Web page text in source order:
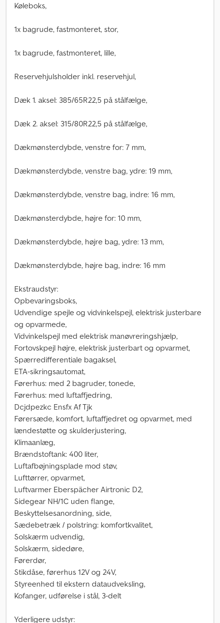
Køleboks,
1x bagrude, fastmonteret, stor,
1x bagrude, fastmonteret, lille,
Reservehjulsholder inkl. reservehjul,
Dæk 1. aksel: 385/65R22,5 på stålfælge,
Dæk 2. aksel: 315/80R22,5 på stålfælge,
Dækmønsterdybde, venstre for: 7 mm,
Dækmønsterdybde, venstre bag, ydre: 19 mm,
Dækmønsterdybde, venstre bag, indre: 16 mm,
Dækmønsterdybde, højre for: 10 mm,
Dækmønsterdybde, højre bag, ydre: 13 mm,
Dækmønsterdybde, højre bag, indre: 16 mm
Ekstraudstyr:
Opbevaringsboks,
Udvendige spejle og vidvinkelspejl, elektrisk justerbare
og opvarmede,
Vidvinkelspejl med elektrisk manøvreringshjælp,
Fortovskpejl højre, elektrisk justerbart og opvarmet,
Spærredifferentiale bagaksel,
ETA-sikringsautomat,
Førerhus: med 2 bagruder, tonede,
Førerhus: med luftaffjedring,
Dcjdpezkc Ensfx Af Tjk
Førersæde, komfort, luftaffjedret og opvarmet, med
lændestøtte og skulderjustering,
Klimaanlæg,
Brændstoftank: 400 liter,
Luftafbøjningsplade mod støv,
Lufttørrer, opvarmet,
Luftvarmer Eberspächer Airtronic D2,
Sidegear NH/1C uden flange,
Beskyttelsesanordning, side,
Sædebetræk / polstring: komfortkvalitet,
Solskærm udvendig,
Solskærm, sidedøre,
Førerdør,
Stikdåse, førerhus 12V og 24V,
Styreenhed til ekstern dataudveksling,
Kofanger, udførelse i stål, 3-delt
Yderligere udstyr: